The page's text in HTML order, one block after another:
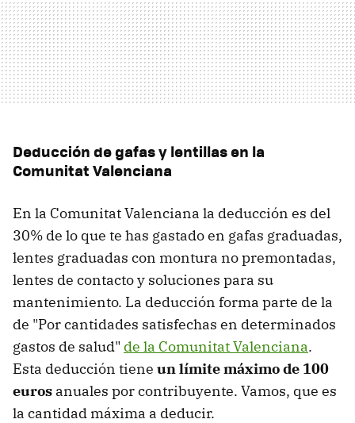
Deducción de gafas y lentillas en la
Comunitat Valenciana
En la Comunitat Valenciana la deducción es del
30% de lo que te has gastado en gafas graduadas,
lentes graduadas con montura no premontadas,
lentes de contacto y soluciones para su
mantenimiento. La deducción forma parte de la
de "Por cantidades satisfechas en determinados
gastos de salud" de la Comunitat Valenciana.
Esta deducción tiene un límite máximo de 100
euros anuales por contribuyente. Vamos, que es
la cantidad máxima a deducir.